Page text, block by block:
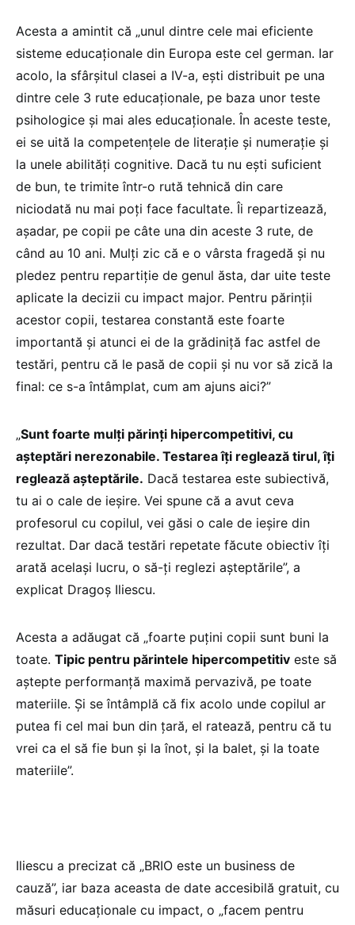
Acesta a amintit că „unul dintre cele mai eficiente
sisteme educaționale din Europa este cel german. Iar
acolo, la sfârșitul clasei a IV-a, ești distribuit pe una
dintre cele 3 rute educaționale, pe baza unor teste
psihologice și mai ales educaționale. În aceste teste,
ei se uită la competențele de literație și numerație și
la unele abilități cognitive. Dacă tu nu ești suficient
de bun, te trimite într-o rută tehnică din care
niciodată nu mai poți face facultate. Îi repartizează,
așadar, pe copii pe câte una din aceste 3 rute, de
când au 10 ani. Mulți zic că e o vârsta fragedă și nu
pledez pentru repartiție de genul ăsta, dar uite teste
aplicate la decizii cu impact major. Pentru părinții
acestor copii, testarea constantă este foarte
importantă și atunci ei de la grădiniță fac astfel de
testări, pentru că le pasă de copii și nu vor să zică la
final: ce s-a întâmplat, cum am ajuns aici?”
„Sunt foarte mulți părinți hipercompetitivi, cu
așteptări nerezonabile. Testarea îți reglează tirul, îți
reglează așteptările. Dacă testarea este subiectivă,
tu ai o cale de ieșire. Vei spune că a avut ceva
profesorul cu copilul, vei găsi o cale de ieșire din
rezultat. Dar dacă testări repetate făcute obiectiv îți
arată același lucru, o să-ți reglezi așteptările”, a
explicat Dragoș Iliescu.
Acesta a adăugat că „foarte puțini copii sunt buni la
toate. Tipic pentru părintele hipercompetitiv este să
aștepte performanță maximă pervazivă, pe toate
materiile. Și se întâmplă că fix acolo unde copilul ar
putea fi cel mai bun din țară, el ratează, pentru că tu
vrei ca el să fie bun și la înot, și la balet, și la toate
materiile”.
Iliescu a precizat că „BRIO este un business de
cauză”, iar baza aceasta de date accesibilă gratuit, cu
măsuri educaționale cu impact, o „facem pentru